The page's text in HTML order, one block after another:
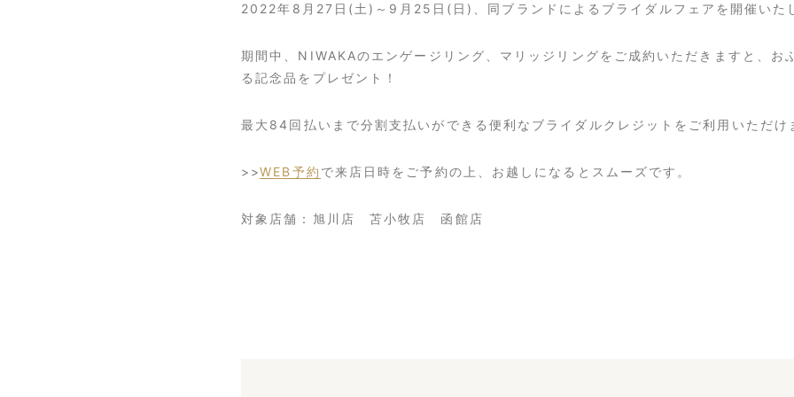
2022年8月27日(土)～9月25日(日)、同ブランドによるブライダルフェアを開催いた
期間中、NIWAKAのエンゲージリング、マリッジリングをご成約いただきますと、お
る記念品をプレゼント！
最大84回払いまで分割支払いができる便利なブライダルクレジットをご利用いただけ
>>WEB予約 で来店日時をご予約の上、お越しになるとスムーズです。
対象店舗：旭川店 苫小牧店 函館店